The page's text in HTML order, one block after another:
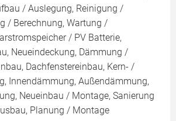
/ Auslegung, Reinigung /
/ Berechnung, Wartung /
/ PV Batterie,
Neueindeckung, Dämmung /
Dachfenstereinbau, Kern- /
Innendämmung, Außendämmung,
Neueinbau / Montage, Sanierung
Planung / Montage